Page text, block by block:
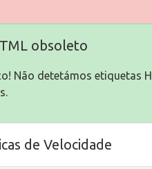
obsoleto
Não detetámos etiquetas
de Velocidade